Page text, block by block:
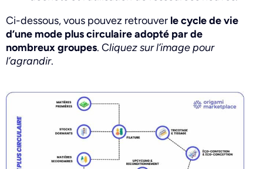
Ci-dessous, vous pouvez retrouver le cycle de vie
d’une mode plus circulaire adopté par de
nombreux groupes. Cliquez sur l’image pour
l’agrandir.